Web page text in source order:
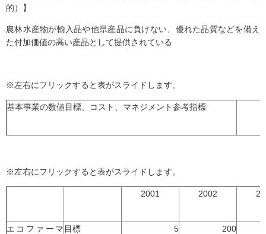
的）】
農林水産物が輸入品や他県産品に負けない、優れた品質などを備え
た付加価値の高い産品として提供されている
※左右にフリックすると表がスライドします。
基本事業の数値目標、コスト、マネジメント参考指標
※左右にフリックすると表がスライドします。
2001 2002
エコファーマ 目標 5 200